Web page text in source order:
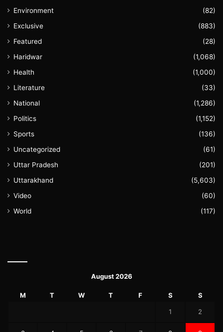
Environment
(82)
Exclusive
(883)
Featured
(28)
Haridwar
(1,068)
Health
(1,000)
Literature
(33)
National
(1,286)
Politics
(1,152)
Sports
(136)
Uncategorized
(61)
Uttar Pradesh
(201)
Uttarakhand
(5,603)
Video
(60)
World
(117)
August 2026
M T W T F S S
1 2